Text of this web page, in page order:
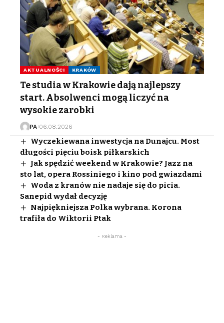
AKTUALNOŚCI KRAKÓW
Te studia w Krakowie dają najlepszy
start. Absolwenci mogą liczyć na
wysokie zarobki
PA 06.08.2026
Wyczekiewana inwestycja na Dunajcu. Most
długości pięciu boisk piłkarskich
Jak spędzić weekend w Krakowie? Jazz na
sto lat, opera Rossiniego i kino pod gwiazdami
Woda z kranów nie nadaje się do picia.
Sanepid wydał decyzję
Najpiękniejsza Polka wybrana. Korona
trafiła do Wiktorii Ptak
- Reklama -